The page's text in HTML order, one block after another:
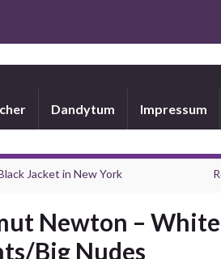
Dandytum Impressum
Jacket in New York
Newton –
Big Nudes